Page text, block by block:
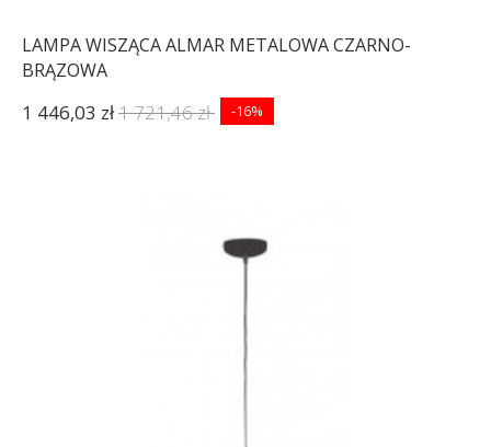
LAMPA WISZĄCA ALMAR METALOWA CZARNO-
BRĄZOWA
1 446,03 zł1 721,46 zł -16%